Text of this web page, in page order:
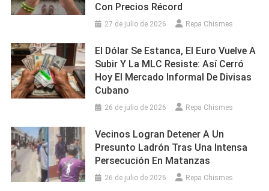
Con Precios Récord
27 de julio de 2026 Repa Chismes
El Dólar Se Estanca, El Euro Vuelve A
Subir Y La MLC Resiste: Así Cerró
Hoy El Mercado Informal De Divisas
Cubano
26 de julio de 2026 Repa Chismes
Vecinos Logran Detener A Un
Presunto Ladrón Tras Una Intensa
Persecución En Matanzas
26 de julio de 2026 Repa Chismes